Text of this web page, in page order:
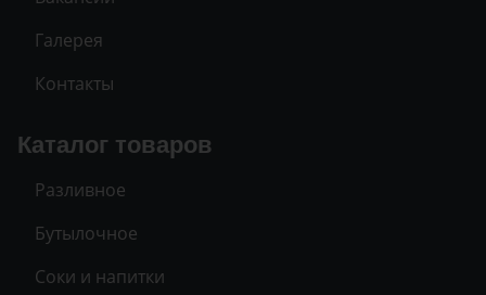
Галерея
Контакты
Каталог товаров
Разливное
Бутылочное
Соки и напитки